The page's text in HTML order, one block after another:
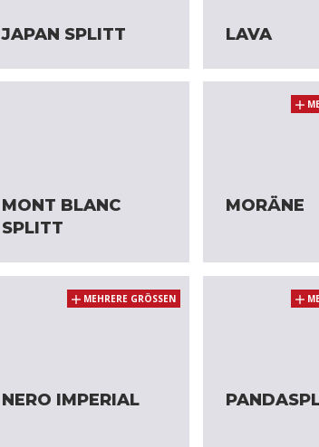
JAPAN SPLITT LAVA
MONT BLANC
SPLITT
MORÄNE
NERO IMPERIAL
MEHRERE GRÖSSEN